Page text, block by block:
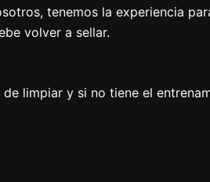
tenemos la experiencia
volver a sellar.
limpiar y si no tiene el